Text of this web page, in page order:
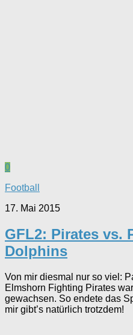
0
Football
17. Mai 2015
GFL2: Pirates vs.
Dolphins
Von mir diesmal nur so viel:
Elmshorn Fighting Pirates
gewachsen. So endete das
mir gibt’s natürlich trotzdem!